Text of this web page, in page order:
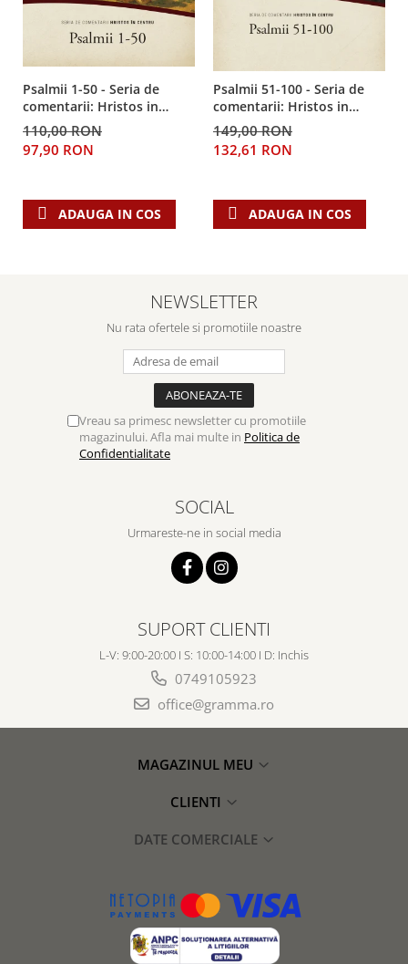
Psalmii 1-50 - Seria de
comentarii: Hristos in
centru
110,00 RON
97,90 RON
ADAUGA IN COS
Psalmii 51-100 - Seria de
comentarii: Hristos in
centru
149,00 RON
132,61 RON
ADAUGA IN COS
NEWSLETTER
Nu rata ofertele si promotiile noastre
Vreau sa primesc newsletter cu promotiile
magazinului. Afla mai multe in Politica de
Confidentialitate
SOCIAL
Urmareste-ne in social media
SUPORT CLIENTI
L-V: 9:00-20:00 I S: 10:00-14:00 I D: Inchis
0749105923
office@gramma.ro
MAGAZINUL MEU
CLIENTI
DATE COMERCIALE